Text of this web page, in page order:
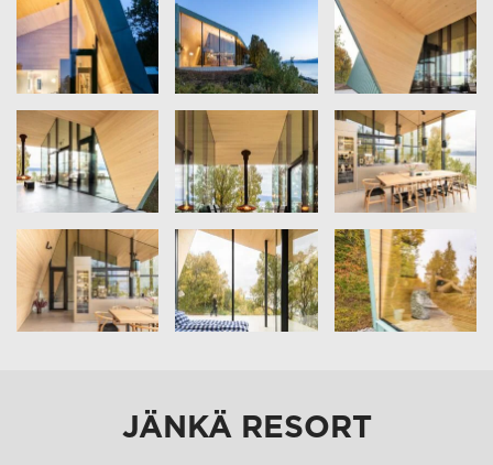
JÄNKÄ RESORT